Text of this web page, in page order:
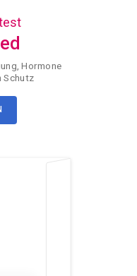
Hormone
Schutz